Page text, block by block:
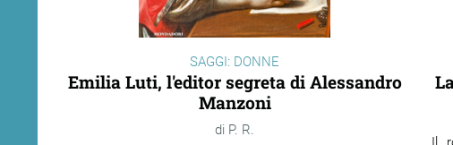
SAGGI: DONNE
Emilia Luti, l'editor segreta di Alessandro
Manzoni
P. R.